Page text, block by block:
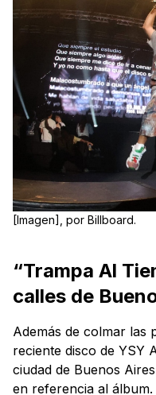
[Imagen], por Billboard.
“Trampa Al
calles de
Además de colmar las
reciente disco de YSY
ciudad de Buenos
en referencia al